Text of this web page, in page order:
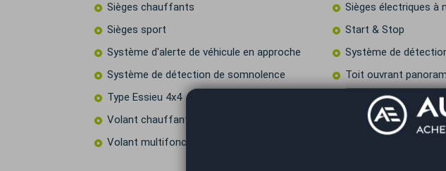
Sièges chauffants
Sièges électriques à
Sièges sport
Start & Stop
Système d'alerte de véhicule en approche
Système de
Système de détection de somnolence
Toit ouvrant
Type Essieu 4x4
Vitres surteintées
Volant chauffant
Volant cuir
Volant multifonctions